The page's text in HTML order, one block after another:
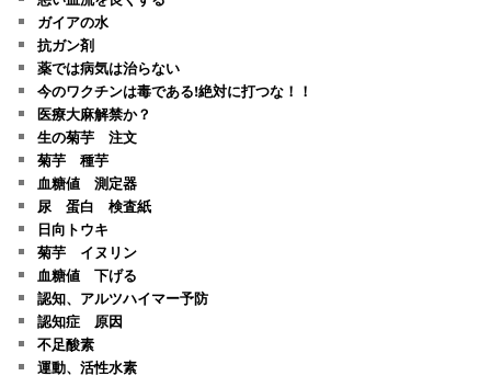
ガイアの水
抗ガン剤
薬では病気は治らない
今のワクチンは毒である!絶対に打つな！！
医療大麻解禁か？
生の菊芋 注文
菊芋 種芋
血糖値 測定器
尿 蛋白 検査紙
日向トウキ
菊芋 イヌリン
血糖値 下げる
認知、アルツハイマー予防
認知症 原因
不足酸素
運動、活性水素